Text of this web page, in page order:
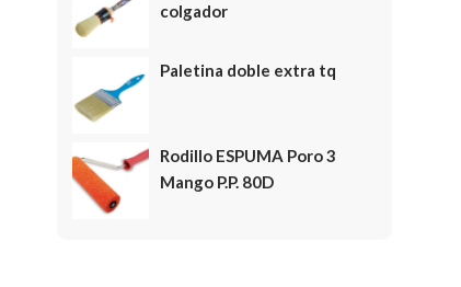
colgador
Paletina doble extra tq
Rodillo ESPUMA Poro 3
Mango P.P. 80D